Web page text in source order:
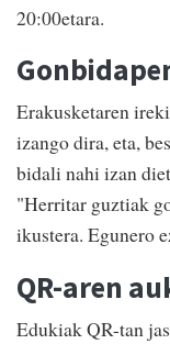
20:00etara.
Erakusketaren
izango dira, eta,
bidali nahi izan
"Herritar guztiak
ikustera. Egunero
QR-aren
Edukiak QR-tan